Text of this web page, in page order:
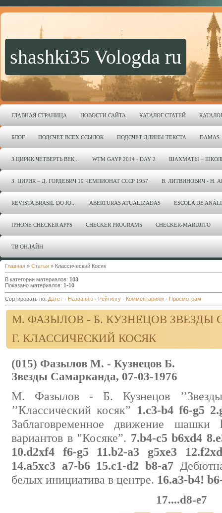
shashki35 Vologda ru
ГЛАВНАЯ СТРАНИЦА НОВОСТИ САЙТА КАТАЛОГ СТАТЕЙ
БЛОГ ПОДСЧЕТ ВСЕХ ССЫЛОК ПОДСЧЕТ ДЛИНЫ ТЕКСТА DAMAS
З.ЦИРИК ЧЕТВЕРТЬ ВЕК... WTM GAYP 2014 - DAY 2 ШАХМАТЫ –
З. ЦИРИК – Д. ГОРДЕВИЧ 19 ЧЕМПИОНАТ СССР 1957 В. ЛИТВИНОВИЧ - Н.
REVISTA BRASIL DO JO... ABERTURAS ATUALIZADAS ESCOLA DE
IPHONE CHECKER APPS CHECKER PROGRAMS CHECKER-MARUJITO
ТВ ОНЛАЙН
Главная » Статьи » Классический Косяк
В категории материалов: 103
Показано материалов: 1-10
Сортировать по: Дате · Названию · Рейтингу · Комментариям · Просмотрам
М. ФАЗЫЛОВ - Б. КУЗНЕЦОВ ЗВЕЗДЫ
Г. КЛАССИЧЕСКИЙ КОСЯК
(015) Фазылов М. - Кузнецов Б.
Звезды Самарканда, 07-03-1976
М. Фазылов - Б. Кузнецов
’’Классический косяк” 1.c3-b4 f6-g5
Заблаговременное движение шашки
вариантов в "Косяке”. 7.b4-c5 b6xd4
10.d2xf4 f6-g5 11.b2-a3 g5xe3
14.a5xc3 a7-b6 15.c1-d2 b8-a7
белых инициатива в центре. 16.a3-b4!
17....d8-e7